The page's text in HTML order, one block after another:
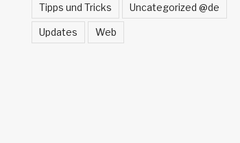
Tipps und Tricks Uncategorized @de
Updates Web